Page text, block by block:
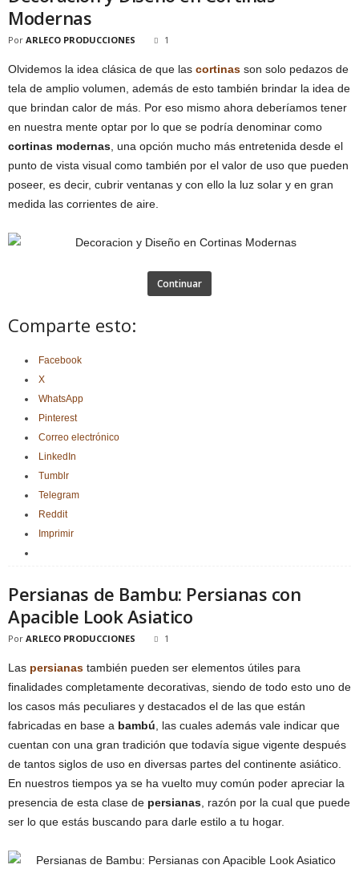
Modernas
Por ARLECO PRODUCCIONES 1
Olvidemos la idea clásica de que las cortinas son solo pedazos de
tela de amplio volumen, además de esto también brindar la idea de
que brindan calor de más. Por eso mismo ahora deberíamos tener
en nuestra mente optar por lo que se podría denominar como
cortinas modernas , una opción mucho más entretenida desde el
punto de vista visual como también por el valor de uso que pueden
poseer, es decir, cubrir ventanas y con ello la luz solar y en gran
medida las corrientes de aire.
Continuar
Comparte esto:
Facebook
X
WhatsApp
Pinterest
Correo electrónico
LinkedIn
Tumblr
Telegram
Reddit
Imprimir
Persianas de Bambu: Persianas con
Apacible Look Asiatico
Por ARLECO PRODUCCIONES 1
Las persianas también pueden ser elementos útiles para
finalidades completamente decorativas, siendo de todo esto uno de
los casos más peculiares y destacados el de las que están
fabricadas en base a bambú , las cuales además vale indicar que
cuentan con una gran tradición que todavía sigue vigente después
de tantos siglos de uso en diversas partes del continente asiático.
En nuestros tiempos ya se ha vuelto muy común poder apreciar la
presencia de esta clase de persianas , razón por la cual que puede
ser lo que estás buscando para darle estilo a tu hogar.